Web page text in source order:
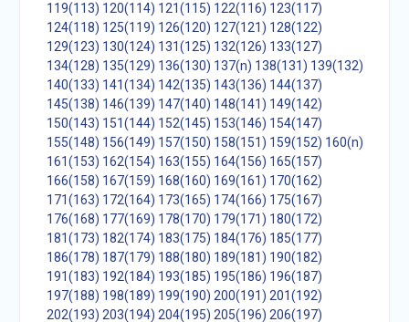
119(113) 120(114) 121(115) 122(116) 123(117)
124(118) 125(119) 126(120) 127(121) 128(122)
129(123) 130(124) 131(125) 132(126) 133(127)
134(128) 135(129) 136(130) 137(n) 138(131) 139(132)
140(133) 141(134) 142(135) 143(136) 144(137)
145(138) 146(139) 147(140) 148(141) 149(142)
150(143) 151(144) 152(145) 153(146) 154(147)
155(148) 156(149) 157(150) 158(151) 159(152) 160(n)
161(153) 162(154) 163(155) 164(156) 165(157)
166(158) 167(159) 168(160) 169(161) 170(162)
171(163) 172(164) 173(165) 174(166) 175(167)
176(168) 177(169) 178(170) 179(171) 180(172)
181(173) 182(174) 183(175) 184(176) 185(177)
186(178) 187(179) 188(180) 189(181) 190(182)
191(183) 192(184) 193(185) 195(186) 196(187)
197(188) 198(189) 199(190) 200(191) 201(192)
202(193) 203(194) 204(195) 205(196) 206(197)